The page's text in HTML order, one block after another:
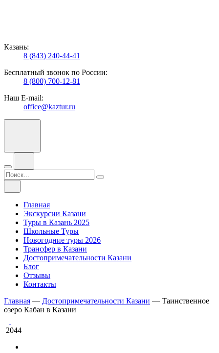
Казань:
8 (843) 240-44-41
Бесплатный звонок по России:
8 (800) 700-12-81
Наш E-mail:
office@kaztur.ru
Главная
Экскурсии Казани
Туры в Казань 2025
Школьные Туры
Новогодние туры 2026
Трансфер в Казани
Достопримечательности Казани
Блог
Отзывы
Контакты
Главная — Достопримечательности Казани — Таинственное
озеро Кабан в Казани
2044